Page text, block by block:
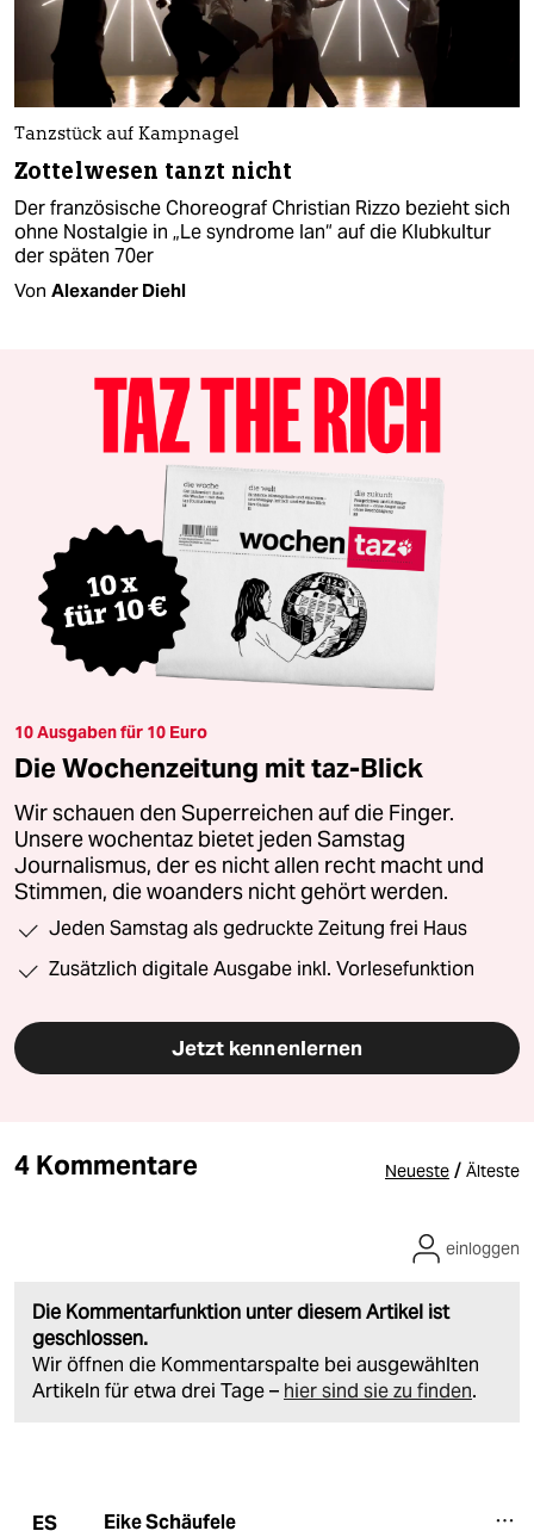
Tanzstück auf Kampnagel
Zottelwesen tanzt nicht
Der französische Choreograf Christian Rizzo bezieht sich
ohne Nostalgie in „Le syndrome Ian“ auf die Klubkultur
der späten 70er
Von Alexander Diehl
10 Ausgaben für 10 Euro
Die Wochenzeitung mit taz-Blick
Wir schauen den Superreichen auf die Finger.
Unsere wochentaz bietet jeden Samstag
Journalismus, der es nicht allen recht macht und
Stimmen, die woanders nicht gehört werden.
Jeden Samstag als gedruckte Zeitung frei Haus
Zusätzlich digitale Ausgabe inkl. Vorlesefunktion
Jetzt kennenlernen
4 Kommentare Neueste / Älteste
Die Kommentarfunktion unter diesem Artikel ist
geschlossen.
Wir öffnen die Kommentarspalte bei ausgewählten
Artikeln für etwa drei Tage – hier sind sie zu finden.
einloggen
ES Eike Schäufele